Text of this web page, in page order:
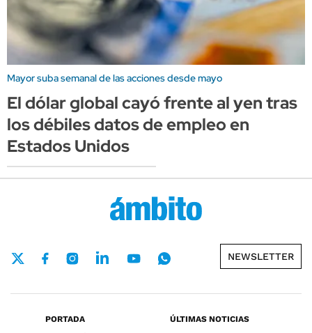
Mayor suba semanal de las acciones desde mayo
El dólar global cayó frente al yen tras
los débiles datos de empleo en
Estados Unidos
NEWSLETTER
PORTADA
ÚLTIMAS NOTICIAS